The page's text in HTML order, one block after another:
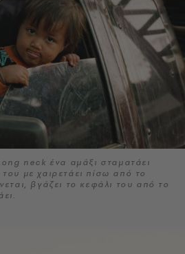
neck ένα αμάξι σταματάει
με χαιρετάει πίσω από το
βγάζει το κεφάλι του από το